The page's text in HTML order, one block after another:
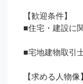
【歓迎条件】
■住宅・建設に
■宅地建物取引
【求める人物像